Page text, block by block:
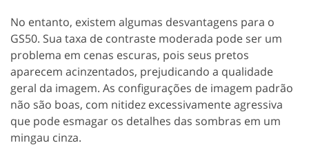
No entanto, existem algumas desvantagens para o
GS50. Sua taxa de contraste moderada pode ser um
problema em cenas escuras, pois seus pretos
aparecem acinzentados, prejudicando a qualidade
geral da imagem. As configurações de imagem padrão
não são boas, com nitidez excessivamente agressiva
que pode esmagar os detalhes das sombras em um
mingau cinza.